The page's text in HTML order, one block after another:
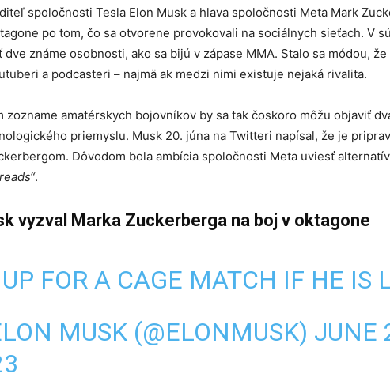
spoločnosti Tesla Elon Musk a hlava spoločnosti Meta Mark
po tom, čo sa otvorene provokovali na sociálnych sieťach. V
dve známe osobnosti, ako sa bijú v zápase MMA. Stalo sa módou,
a podcasteri – najmä ak medzi nimi existuje nejaká rivalita.
zozname amatérskych bojovníkov by sa tak čoskoro môžu objaviť
priemyslu. Musk 20. júna na Twitteri napísal, že je
Dôvodom bola ambícia spoločnosti Meta uviesť
.
vyzval Marka Zuckerberga na boj v oktagone
UP FOR A CAGE MATCH IF HE IS
MUSK (@ELONMUSK) JUNE